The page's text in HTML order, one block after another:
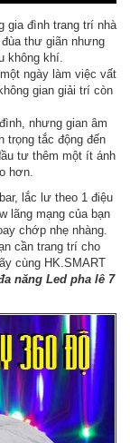
gia đình trang trí nhà
thư giãn nhưng
không khí.
ngày làm việc vất
gian giải trí còn
nhưng gian âm
trọng tắc động đến
tư thêm một ít ánh
hơn.
lắc lư theo 1 điệu
lãng mạng của bạn
chớp nhẹ nhàng.
cần trang trí cho
cùng HK.SMART
năng Led pha lê 7